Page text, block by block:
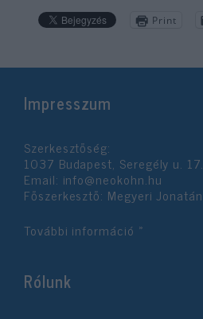
Print
Impresszum
Szerkesztőség:
1037 Budapest, Seregély u. 17.
Email: info@neokohn.hu
Főszerkesztő: Megyeri Jonatán
További információ »
Rólunk